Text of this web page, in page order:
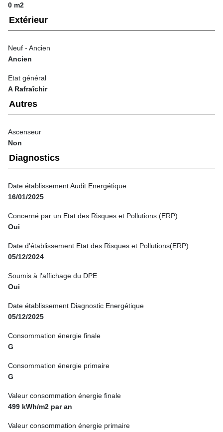
0 m2
Extérieur
Neuf - Ancien
Ancien
Etat général
A Rafraîchir
Autres
Ascenseur
Non
Diagnostics
Date établissement Audit Energétique
16/01/2025
Concerné par un Etat des Risques et Pollutions (ERP)
Oui
Date d'établissement Etat des Risques et Pollutions(ERP)
05/12/2024
Soumis à l'affichage du DPE
Oui
Date établissement Diagnostic Energétique
05/12/2025
Consommation énergie finale
G
Consommation énergie primaire
G
Valeur consommation énergie finale
499 kWh/m2 par an
Valeur consommation énergie primaire